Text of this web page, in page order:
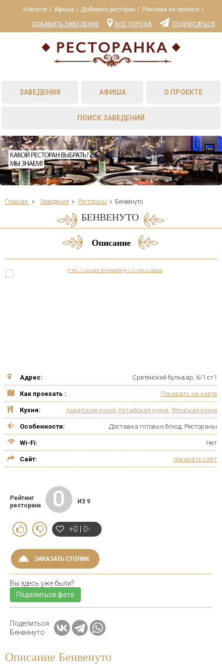
Новости Афиша Добавить ресторан Реклама на проекте
ДОБАВИТЬ ЗАВЕДЕНИЕ ВСЕ ГОРОДА ПОДПИСАТЬСЯ
ЗАВЕДЕНИЯ АФИША О ПРОЕКТЕ
ПОИСК ЗАВЕДЕНИЙ
Главная Заведения Рестораны Бенвенуто
БЕНВЕНУТО
Описание
Адрес: Сретенский бульвар, 6/1 ст1
Как проехать : Показать на карте
Кухня: Азиатская кухня Китайская кухня Японская кухня
Особенности: Доставка готовых блюд; Рестораны
Wi-Fi: Нет
Сайт: показать сайт
Рейтинг
ресторана
0 ИЗ 9
+0 | 0-
Вы здесь уже были?
Поделиться фото
Поделиться
Бенвенуто
Описание Бенвенуто